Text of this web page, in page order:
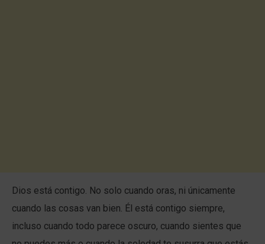
Dios está contigo. No solo cuando oras, ni únicamente
cuando las cosas van bien. Él está contigo siempre,
incluso cuando todo parece oscuro, cuando sientes que